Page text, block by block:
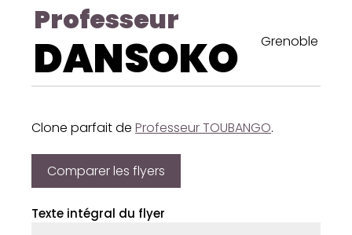
Professeur
DANSOKO Grenoble
Clone parfait de Professeur TOUBANGO.
Comparer les flyers
Texte intégral du flyer